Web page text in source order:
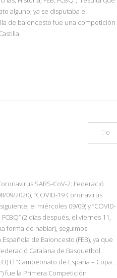
alguno, ya se disputaba el
de baloncesto fue una competición
0
SARS-CoV-2: Federació
09/2020), “COVID-19 Coronavirus
el miércoles 09/09) y “COVID-
(2 días después, el viernes 11,
forma de hablar), seguimos
de Baloncesto (FEB), ya que
Catalana de Basquetbol
El “Campeonato de España – Copa…
fue la Primera Competición